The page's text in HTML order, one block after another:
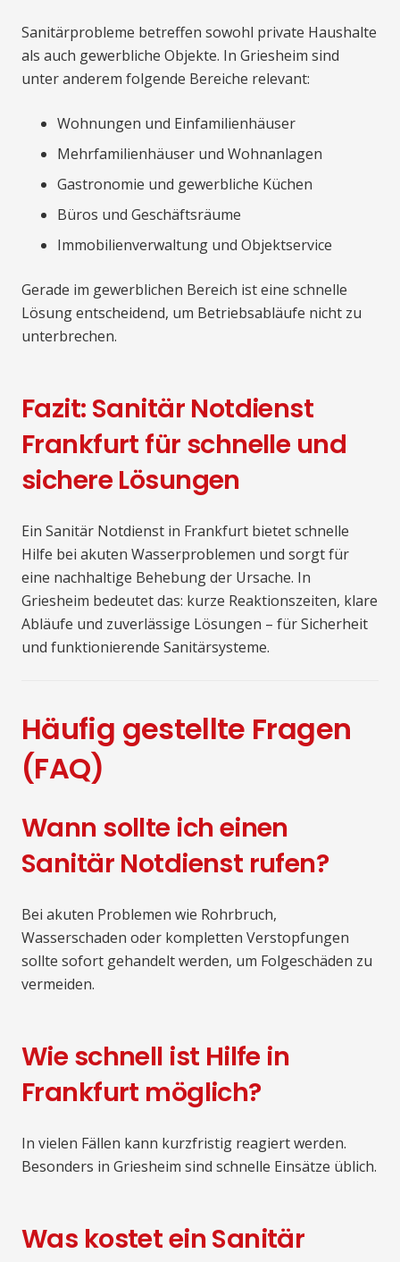
Sanitärprobleme betreffen sowohl private Haushalte
als auch gewerbliche Objekte. In Griesheim sind
unter anderem folgende Bereiche relevant:
Wohnungen und Einfamilienhäuser
Mehrfamilienhäuser und Wohnanlagen
Gastronomie und gewerbliche Küchen
Büros und Geschäftsräume
Immobilienverwaltung und Objektservice
Gerade im gewerblichen Bereich ist eine schnelle
Lösung entscheidend, um Betriebsabläufe nicht zu
unterbrechen.
Fazit: Sanitär Notdienst
Frankfurt für schnelle und
sichere Lösungen
Ein Sanitär Notdienst in Frankfurt bietet schnelle
Hilfe bei akuten Wasserproblemen und sorgt für
eine nachhaltige Behebung der Ursache. In
Griesheim bedeutet das: kurze Reaktionszeiten, klare
Abläufe und zuverlässige Lösungen – für Sicherheit
und funktionierende Sanitärsysteme.
Häufig gestellte Fragen
(FAQ)
Wann sollte ich einen
Sanitär Notdienst rufen?
Bei akuten Problemen wie Rohrbruch,
Wasserschaden oder kompletten Verstopfungen
sollte sofort gehandelt werden, um Folgeschäden zu
vermeiden.
Wie schnell ist Hilfe in
Frankfurt möglich?
In vielen Fällen kann kurzfristig reagiert werden.
Besonders in Griesheim sind schnelle Einsätze üblich.
Was kostet ein Sanitär